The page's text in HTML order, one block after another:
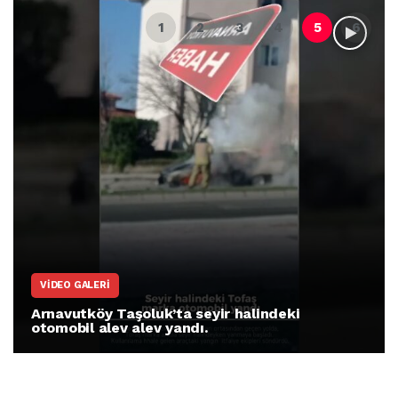
VIDEO GALERI
Arnavutköy Taşoluk’ta seyir halindeki
otomobil alev alev yandı.